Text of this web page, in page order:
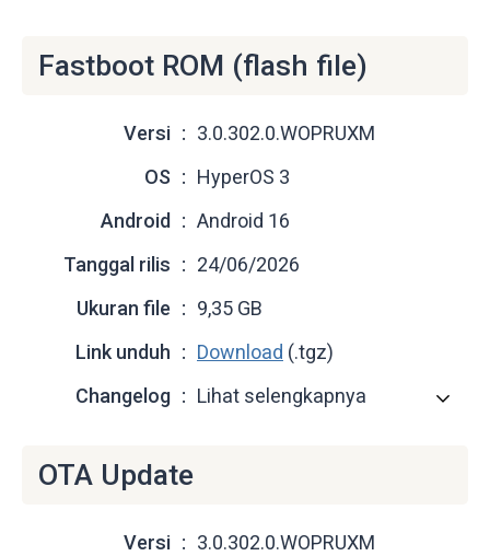
Fastboot ROM (flash file)
Versi
3.0.302.0.WOPRUXM
OS
HyperOS 3
Android
Android 16
Tanggal rilis
24/06/2026
Ukuran file
9,35 GB
Link unduh
Download (.tgz)
Changelog
Lihat selengkapnya
OTA Update
Versi
3.0.302.0.WOPRUXM